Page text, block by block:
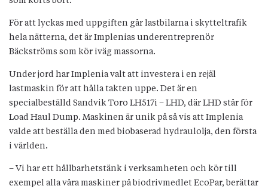
För att lyckas med uppgiften går lastbilarna i skytteltrafik
hela nätterna, det är Implenias underentreprenör
Bäckströms som kör iväg massorna.
Under jord har Implenia valt att investera i en rejäl
lastmaskin för att hålla takten uppe. Det är en
specialbeställd Sandvik Toro LH517i – LHD, där LHD står för
Load Haul Dump. Maskinen är unik på så vis att Implenia
valde att beställa den med biobaserad hydraulolja, den första
i världen.
– Vi har ett hållbarhetstänk i verksamheten och kör till
exempel alla våra maskiner på biodrivmedlet EcoPar, berättar